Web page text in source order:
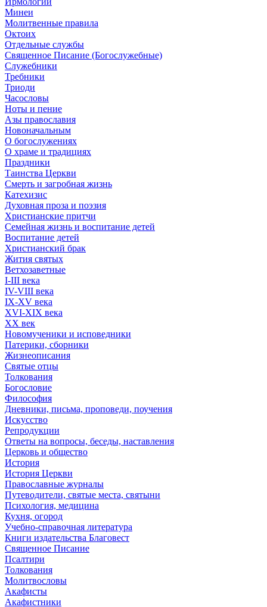
Минеи
Молитвенные правила
Октоих
Отдельные службы
Священное Писание (Богослужебные)
Служебники
Требники
Триоди
Часословы
Ноты и пение
Азы православия
Новоначальным
О богослужениях
О храме и традициях
Праздники
Таинства Церкви
Смерть и загробная жизнь
Катехизис
Духовная проза и поэзия
Христианские притчи
Семейная жизнь и воспитание детей
Воспитание детей
Христианский брак
Жития святых
Ветхозаветные
I-III века
IV-VIII века
IX-XV века
XVI-XIX века
XX век
Новомученики и исповедники
Патерики, сборники
Жизнеописания
Святые отцы
Толкования
Богословие
Философия
Дневники, письма, проповеди, поучения
Искусство
Репродукции
Ответы на вопросы, беседы, наставления
Церковь и общество
История
История Церкви
Православные журналы
Путеводители, святые места, святыни
Психология, медицина
Кухня, огород
Учебно-справочная литература
Книги издательства Благовест
Священное Писание
Псалтири
Толкования
Молитвословы
Акафисты
Акафистники